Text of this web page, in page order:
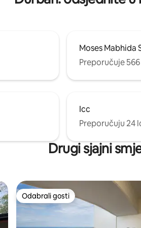
Moses Mabhida
Preporučuje
Icc
Preporučuju 24
Drugi sjajni
gosti”
Odabrali gosti
Odabrali gosti